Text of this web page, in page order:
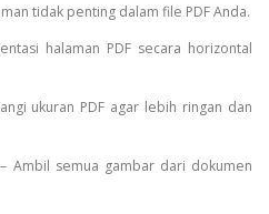
tidak penting dalam file PDF Anda.
halaman PDF secara horizontal
ukuran PDF agar lebih ringan dan
– Ambil semua gambar dari dokumen